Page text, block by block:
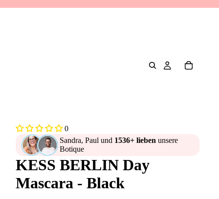
0
Sandra, Paul und 1536+ lieben unsere
Botique
KESS BERLIN Day
Mascara - Black